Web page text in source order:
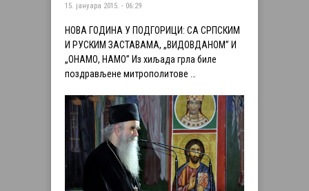
15. јануара 2015. - 06:29
НОВА ГОДИНА У ПОДГОРИЦИ: СА СРПСКИМ
И РУСКИМ ЗАСТАВАМА, „ВИДОВДАНОМ” И
„ОНАМО, НАМО” Из хиљада грла биле
поздрављене митрополитове …